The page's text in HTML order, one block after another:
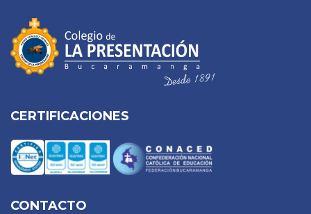
CERTIFICACIONES
CONTACTO